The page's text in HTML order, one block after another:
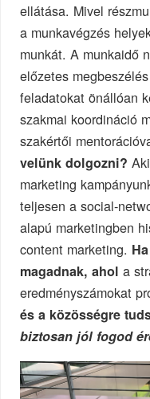
ellátása. Mivel
a munkavégzés
munkát. A munkaidő
előzetes
feladatokat önállóan
szakmai koordináció
szakértői
velünk dolgozni?
marketing
teljesen a social-
alapú marketingben
content marketing.
magadnak, ahola
eredményszámokat
és a közösségre
biztosan jól fogod